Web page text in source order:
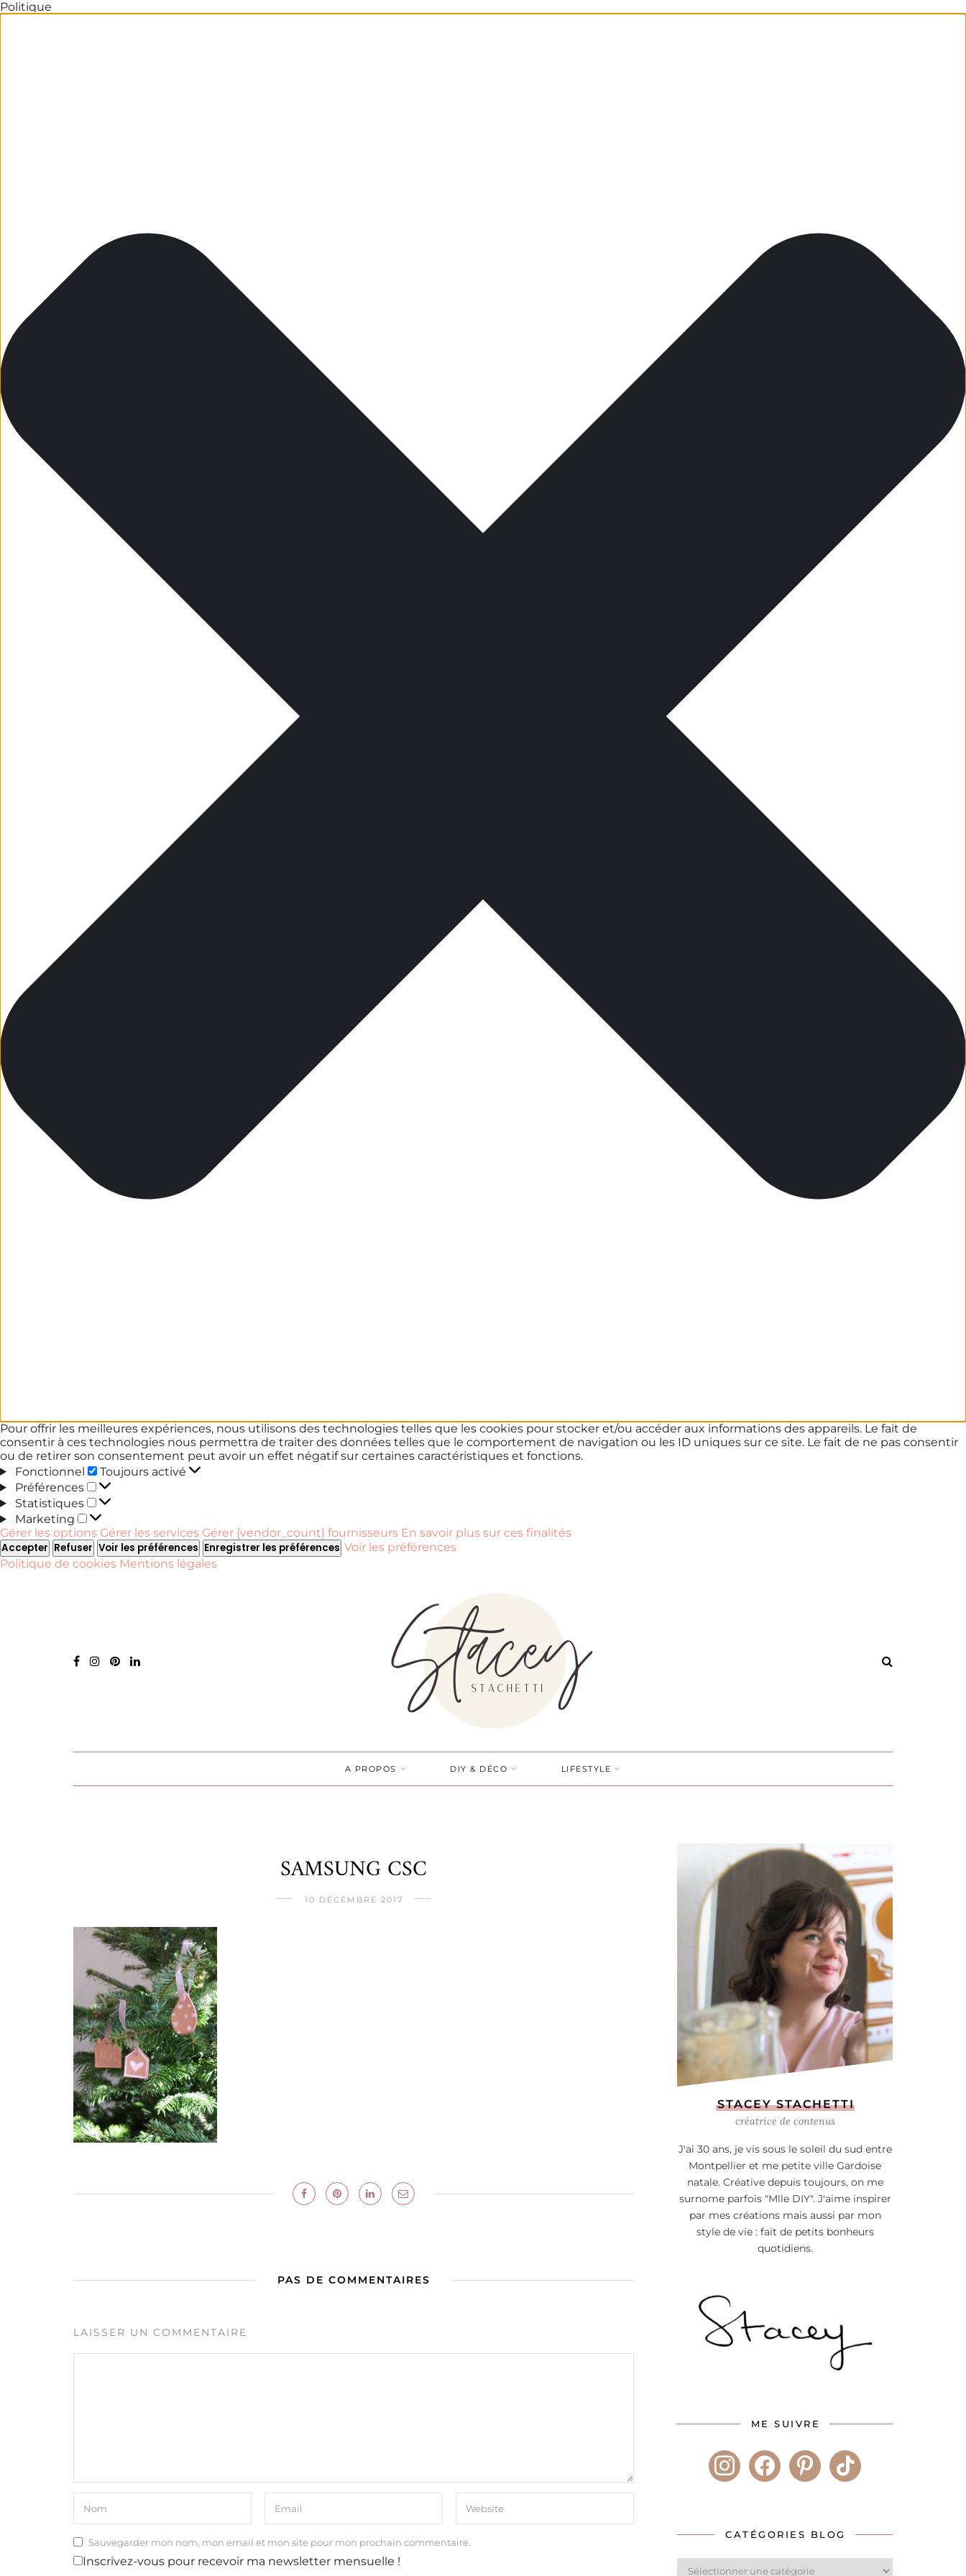
Politique
Pour offrir les meilleures expériences, nous utilisons des technologies telles que les cookies pour stocker et/ou accéder aux informations des appareils. Le fait de
consentir à ces technologies nous permettra de traiter des données telles que le comportement de navigation ou les ID uniques sur ce site. Le fait de ne pas consentir
ou de retirer son consentement peut avoir un effet négatif sur certaines caractéristiques et fonctions.
Fonctionnel
Fonctionnel
Toujours activé
Préférences
Préférences
Statistiques
Statistiques
Marketing
Marketing
Gérer les options Gérer les services Gérer {vendor_count} fournisseurs En savoir plus sur ces finalités
Accepter Refuser Voir les préférences Enregistrer les préférences Voir les préférences
Politique de cookies Mentions légales
A PROPOS DIY & DÉCO LIFESTYLE
SAMSUNG CSC
10 DÉCEMBRE 2017
PAS DE COMMENTAIRES
LAISSER UN COMMENTAIRE
Sauvegarder mon nom, mon email et mon site pour mon prochain commentaire.
Inscrivez-vous pour recevoir ma newsletter mensuelle !
STACEY STACHETTI
créatrice de contenus
J'ai 30 ans, je vis sous le soleil du sud entre
Montpellier et me petite ville Gardoise
natale. Créative depuis toujours, on me
surnome parfois "Mlle DIY". J'aime inspirer
par mes créations mais aussi par mon
style de vie : fait de petits bonheurs
quotidiens.
ME SUIVRE
instagramfacebookpinteresttiktok
CATÉGORIES BLOG
Catégories